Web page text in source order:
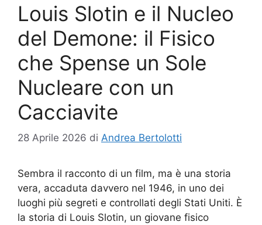
Louis Slotin e il Nucleo
del Demone: il Fisico
che Spense un Sole
Nucleare con un
Cacciavite
28 Aprile 2026 di Andrea Bertolotti
Sembra il racconto di un film, ma è una storia
vera, accaduta davvero nel 1946, in uno dei
luoghi più segreti e controllati degli Stati Uniti. È
la storia di Louis Slotin, un giovane fisico